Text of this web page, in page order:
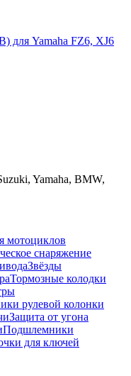
для Yamaha FZ6, XJ6
Yamaha, BMW,
мотоциклов
снаряжение
Звёзды
Тормозные колодки
рулевой колонки
Защита от угона
Подшлемники
для ключей